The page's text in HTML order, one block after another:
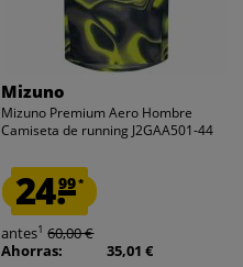
Mizuno
Mizuno Premium Aero Hombre
Camiseta de running J2GAA501-44
24.99*
antes1 60,00 €
Ahorras:
35,01 €